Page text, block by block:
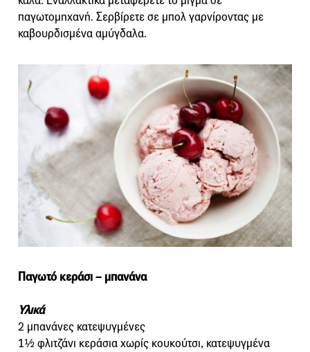
παγωτομηχανή. Σερβίρετε σε μπολ γαρνίροντας με
καβουρδισμένα αμύγδαλα.
Παγωτό κεράσι – μπανάνα
Υλικά
2 μπανάνες κατεψυγμένες
1½ φλιτζάνι κεράσια χωρίς κουκούτσι, κατεψυγμένα